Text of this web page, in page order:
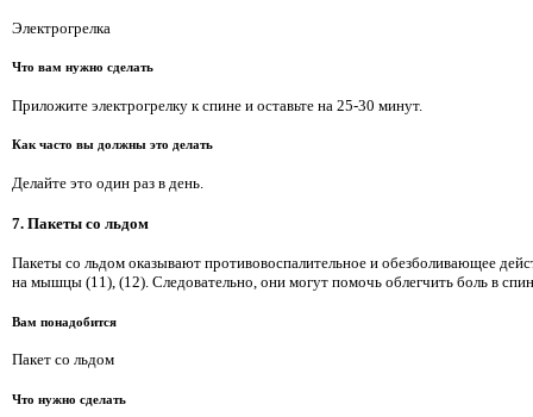
Электрогрелка
Что вам нужно сделать
Приложите электрогрелку к спине и оставьте на 25-30 минут.
Как часто вы должны это делать
Делайте это один раз в день.
7. Пакеты со льдом
Пакеты со льдом оказывают противовоспалительное и обезболивающее
на мышцы (11), (12). Следовательно, они могут помочь облегчить боль в
Вам понадобится
Пакет со льдом
Что нужно сделать